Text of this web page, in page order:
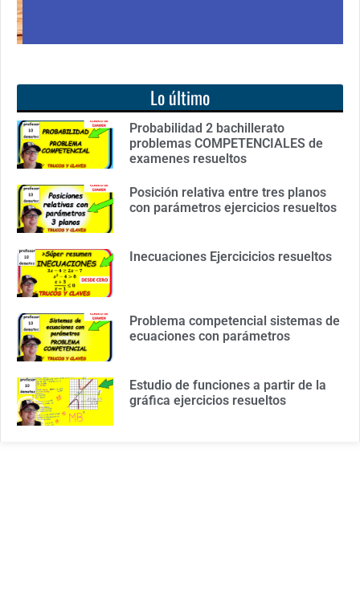
Lo último
Probabilidad 2 bachillerato
problemas COMPETENCIALES de
examenes resueltos
Posición relativa entre tres planos
con parámetros ejercicios resueltos
Inecuaciones Ejercicicios resueltos
Problema competencial sistemas de
ecuaciones con parámetros
Estudio de funciones a partir de la
gráfica ejercicios resueltos